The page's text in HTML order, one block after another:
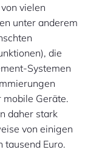
vielen
unter anderem
die
Systemen
Geräte.
daher stark
von einigen
tausend Euro.